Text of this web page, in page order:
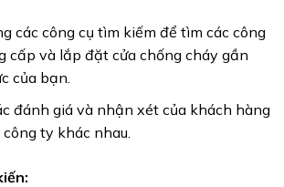
các công cụ tìm kiếm để tìm các công
cấp và lắp đặt cửa chống cháy gần
của bạn.
đánh giá và nhận xét của khách hàng
ty khác nhau.